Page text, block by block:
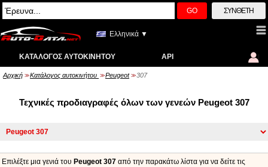
GO ΣΎΝΘΕΤΗ
Ελληνικά ▼
ΚΑΤΆΛΟΓΟΣ ΑΥΤΟΚΙΝΉΤΟΥ API
Αρχική >> Κατάλογος αυτοκινήτου >> Peugeot >> 307
Τεχνικές προδιαγραφές όλων των γενεών Peugeot 307
Επιλέξτε μια γενιά του Peugeot 307 από την παρακάτω λίστα για να δείτε τις